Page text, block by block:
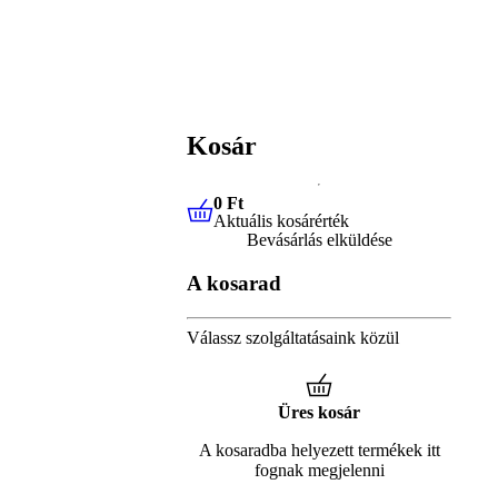
Kosár
0 FtAktuális kosárérték
0 Ft
Aktuális kosárérték
Bevásárlás elküldése
A kosarad
Válassz szolgáltatásaink közül
Üres kosár
A kosaradba helyezett termékek itt
fognak megjelenni